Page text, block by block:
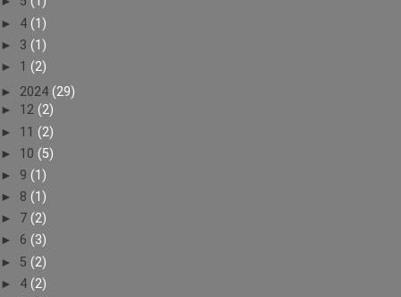
► 4 (1)
► 3 (1)
► 1 (2)
► 2024 (29)
► 12 (2)
► 11 (2)
► 10 (5)
► 9 (1)
► 8 (1)
► 7 (2)
► 6 (3)
► 5 (2)
► 4 (2)